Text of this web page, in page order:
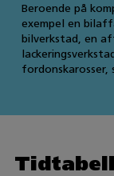
Beroende på
exempel en
bilverkstad, en
fordonskarosser,